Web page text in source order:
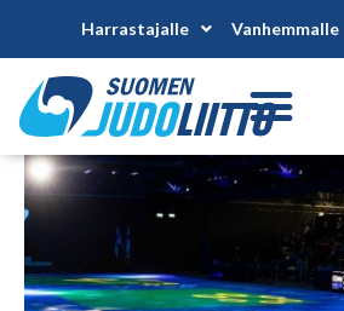
Harrastajalle Vanhemmalle